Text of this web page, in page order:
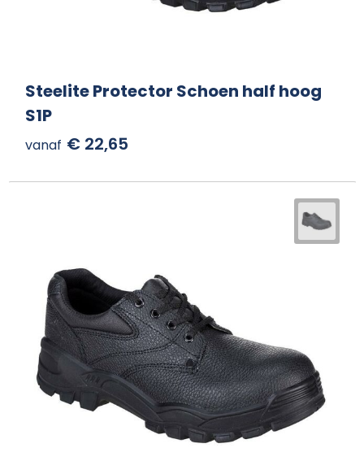
Steelite Protector Schoen half hoog
S1P
vanaf € 22,65